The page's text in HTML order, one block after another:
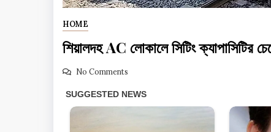
HOME
শিয়ালদহ AC লোকালে সিটিং ক্যাপাসিটির
No Comments